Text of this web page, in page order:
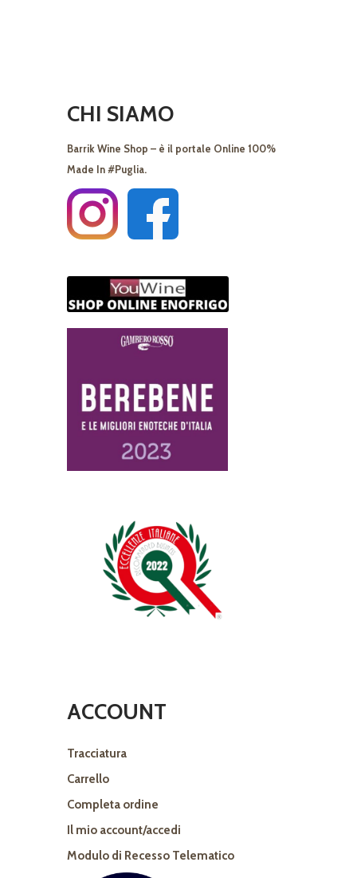
CHI SIAMO
Barrik Wine Shop – è il portale Online 100%
Made In #Puglia.
ACCOUNT
Tracciatura
Carrello
Completa ordine
Il mio account/accedi
Modulo di Recesso Telematico